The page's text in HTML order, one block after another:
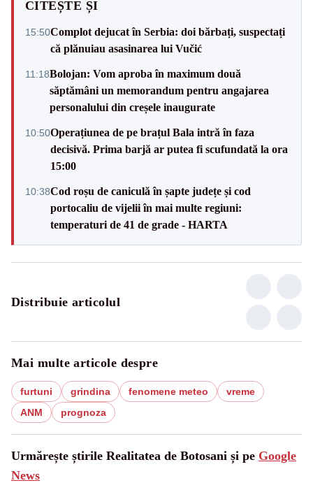
CITEȘTE ȘI
15:50Complot dejucat în Serbia: doi bărbați, suspectați
că plănuiau asasinarea lui Vučić
11:18Bolojan: Vom aproba în maximum două
săptămâni un memorandum pentru angajarea
personalului din creșele inaugurate
10:50Operațiunea de pe brațul Bala intră în faza
decisivă. Prima barjă ar putea fi scufundată la ora
15:00
10:38Cod roșu de caniculă în șapte județe și cod
portocaliu de vijelii în mai multe regiuni:
temperaturi de 41 de grade - HARTA
Distribuie articolul
Mai multe articole despre
furtuni grindina fenomene meteo
vreme
ANM
prognoza
Urmărește știrile Realitatea de Botosani și pe Google
News